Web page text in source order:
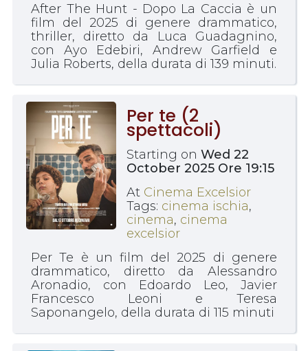
After The Hunt - Dopo La Caccia è un
film del 2025 di genere drammatico,
thriller, diretto da Luca Guadagnino,
con Ayo Edebiri, Andrew Garfield e
Julia Roberts, della durata di 139 minuti.
Per te (2
spettacoli)
Starting on Wed 22
October 2025 Ore 19:15
At Cinema Excelsior
Tags: cinema ischia,
cinema, cinema
excelsior
Per Te è un film del 2025 di genere
drammatico, diretto da Alessandro
Aronadio, con Edoardo Leo, Javier
Francesco Leoni e Teresa
Saponangelo, della durata di 115 minuti